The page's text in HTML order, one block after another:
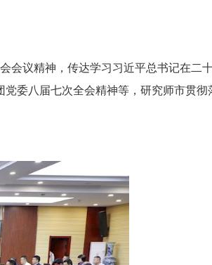
会议精神，传达学习习近平总书记在二
委八届七次全会精神等，研究师市贯彻